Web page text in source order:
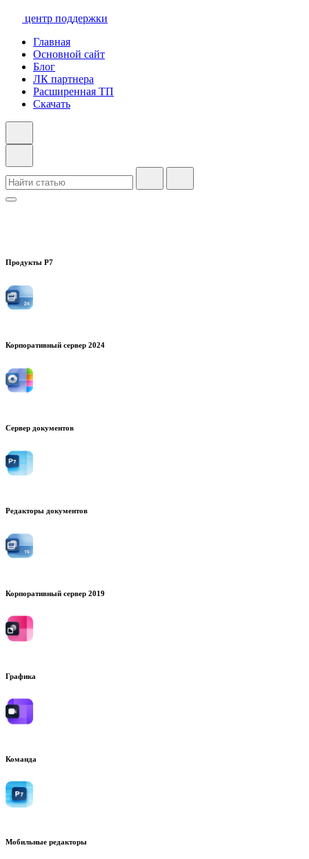
центр поддержки
Главная
Основной сайт
Блог
ЛК партнера
Расширенная ТП
Скачать
Продукты Р7
Корпоративный сервер 2024
Сервер документов
Редакторы документов
Корпоративный сервер 2019
Графика
Команда
Мобильные редакторы